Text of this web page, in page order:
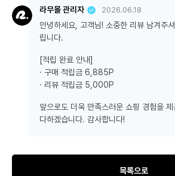
라무몰 관리자 2026.06.18
안녕하세요, 고객님! 소중한 리뷰 남겨주
립니다.
[적립 완료 안내]
· 구매 적립금 6,885P
· 리뷰 적립금 5,000P
앞으로도 더욱 만족스러운 쇼핑 경험을
다하겠습니다. 감사합니다!
목록으로